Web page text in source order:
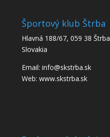
Športový klub Štrba
Hlavná 188/67, 059 38 Štrba
Slovakia
Email: info@skstrba.sk
Web: www.skstrba.sk